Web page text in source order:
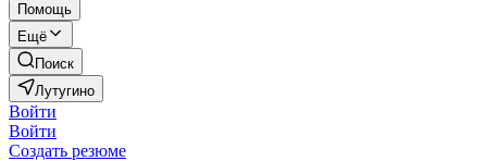
Помощь
Ещё
Поиск
Лутугино
Войти
Войти
Создать резюме